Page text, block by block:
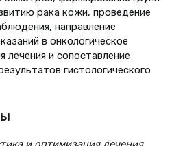
рака кожи, проведение
направление
в онкологическое
лечения и сопоставление
гистологического